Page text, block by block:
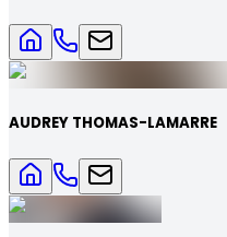
AUDREY THOMAS-LAMARRE